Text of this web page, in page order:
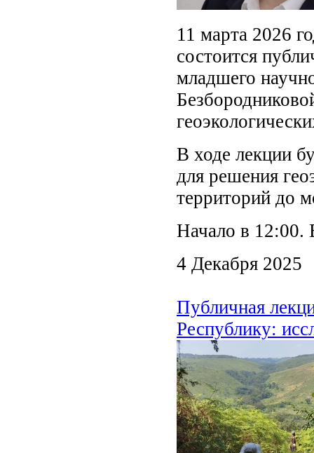
11 марта 2026
состоится
младшего
В ходе лекции
для решения
территорий до
Начало в 12:00.
4 Декабря 2025
Публичная
Республику: